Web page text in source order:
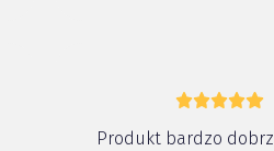
Produkt bardzo